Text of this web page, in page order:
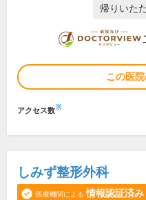
帰りいた
この医
アクセス数※
しみず整形外科
医療機関による 情報認証済み